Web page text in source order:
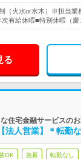
（火水or水木）※担当業
有給休暇■特別休暇（慶
る
住宅金融サービスの
法人営業】＊転勤
OK 急募 転勤なし